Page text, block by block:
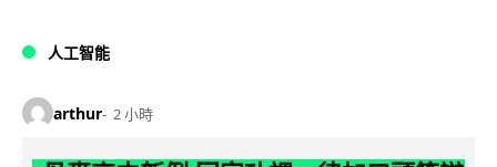
人工智能
arthur 2 小時